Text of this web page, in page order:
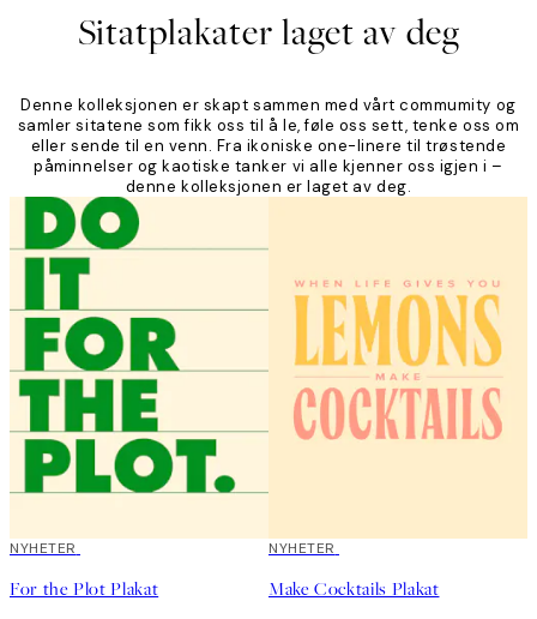
Sitatplakater laget av deg
Denne kolleksjonen er skapt sammen med vårt commumity og
samler sitatene som fikk oss til å le, føle oss sett, tenke oss om
eller sende til en venn. Fra ikoniske one-linere til trøstende
påminnelser og kaotiske tanker vi alle kjenner oss igjen i –
denne kolleksjonen er laget av deg.
50%*
NYHETER
For the Plot Plakat
50%*
NYHETER
Make Cocktails Plakat